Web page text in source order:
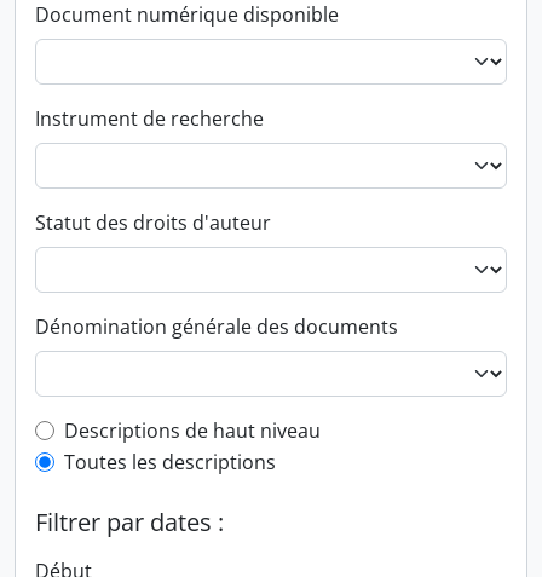
Document numérique disponible
Instrument de recherche
Statut des droits d'auteur
Dénomination générale des documents
Top-level description filter
Descriptions de haut niveau
Toutes les descriptions
Filtrer par dates :
Début